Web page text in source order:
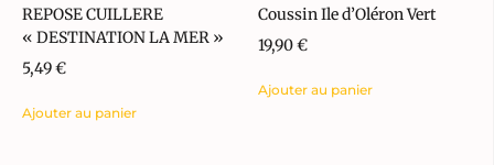
REPOSE CUILLERE
« DESTINATION LA MER »
5,49€
Ajouter au panier
Coussin Ile d’Oléron Vert
19,90€
Ajouter au panier